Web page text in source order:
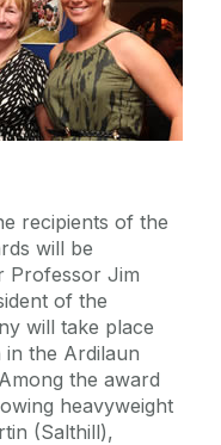
recipients of the
will be
Professor Jim
of the
will take place
the Ardilaun
the award
heavyweight
(Salthill),